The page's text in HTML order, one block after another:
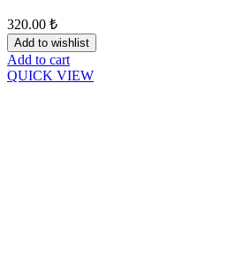
320.00 ₺
Add to wishlist
Add to cart
QUICK VIEW